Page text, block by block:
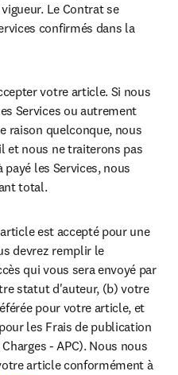
Le Contrat se
confirmés dans la
votre article. Si nous
Services ou autrement
raison quelconque, nous
et nous ne traiterons pas
les Services, nous
total.
est accepté pour une
new tab/window
qui vous sera envoyé par
statut d'auteur, (b) votre
pour votre article, et
les Frais de publication
- APC). Nous nous
réservons le droit de publier votre article conformément à